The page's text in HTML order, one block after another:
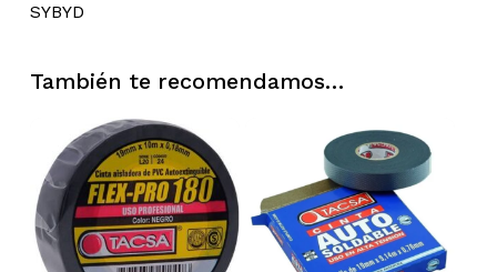
No hay productos en el
Go To Shop
SYBYD
También te recomendamos…